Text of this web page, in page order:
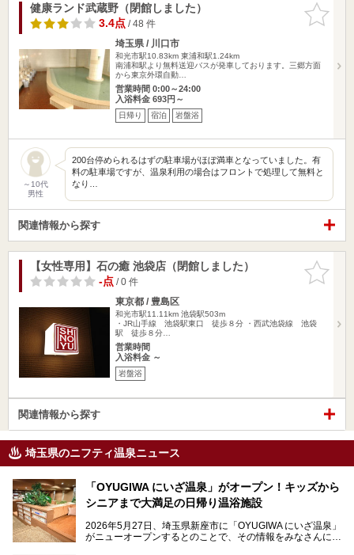
お気に入
りに追加
健康ランド武蔵野（閉館しました）
3.4点/ 48 件
埼玉県 / 川口市
和光市駅10.83km 東浦和駅1.24km
南浦和駅より無料送迎バスが発車しております。三郷方面
から東京外環自動…
営業時間 0:00～24:00
入浴料金 693円～
日帰り 宿泊 岩盤浴
～10代
男性
200台停められるはずの駐車場がほぼ満車となっていました。有
料の駐車場ですが、温泉利用の場合はフロントで処理して無料と
なり…
関連情報から探す
お気に入
りに追加
【女性専用】石の癒 池袋店（閉館しました）
-点/ 0 件
東京都 / 豊島区
和光市駅11.11km 池袋駅503m
・JR山手線 池袋駅東口 徒歩８分 ・西武池袋線 池袋
駅 徒歩８分…
営業時間
入浴料金 ～
岩盤浴
関連情報から探す
埼玉県のニフティ温泉ニュース
「OYUGIWA にいざ温泉」がオープン！キッズから
シニアまで大満足の日帰り温浴施設
2026年5月27日、埼玉県新座市に「OYUGIWA にいざ温泉」
がニューオープンするとのことで、その情報をみなさんにい